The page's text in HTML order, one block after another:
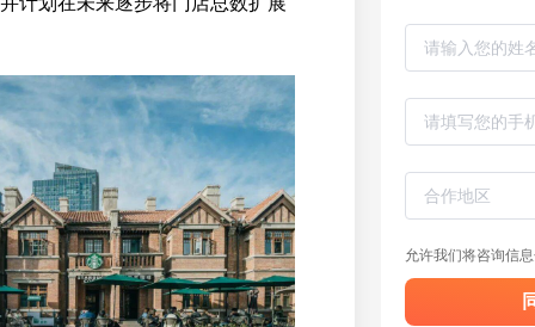
允许我们将咨询信